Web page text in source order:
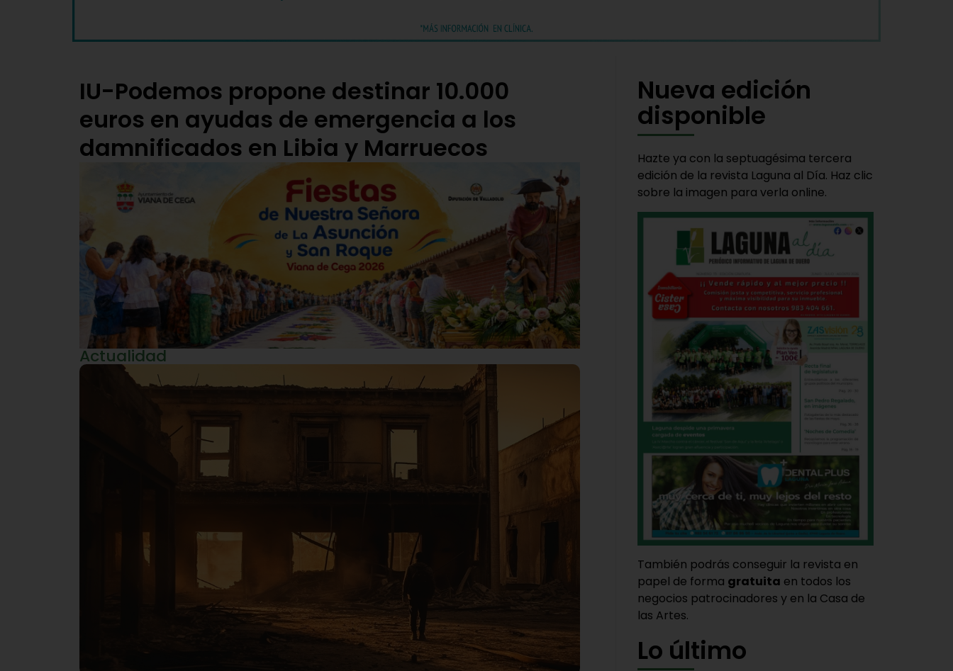
IU-Podemos propone destinar 10.000
euros en ayudas de emergencia a los
damnificados en Libia y Marruecos
Actualidad
Nueva edición
disponible
Hazte ya con la septuagésima tercera
edición de la revista Laguna al Día. Haz clic
sobre la imagen para verla online.
También podrás conseguir la revista en
papel de forma gratuita en todos los
negocios patrocinadores y en la Casa de
las Artes.
Lo último